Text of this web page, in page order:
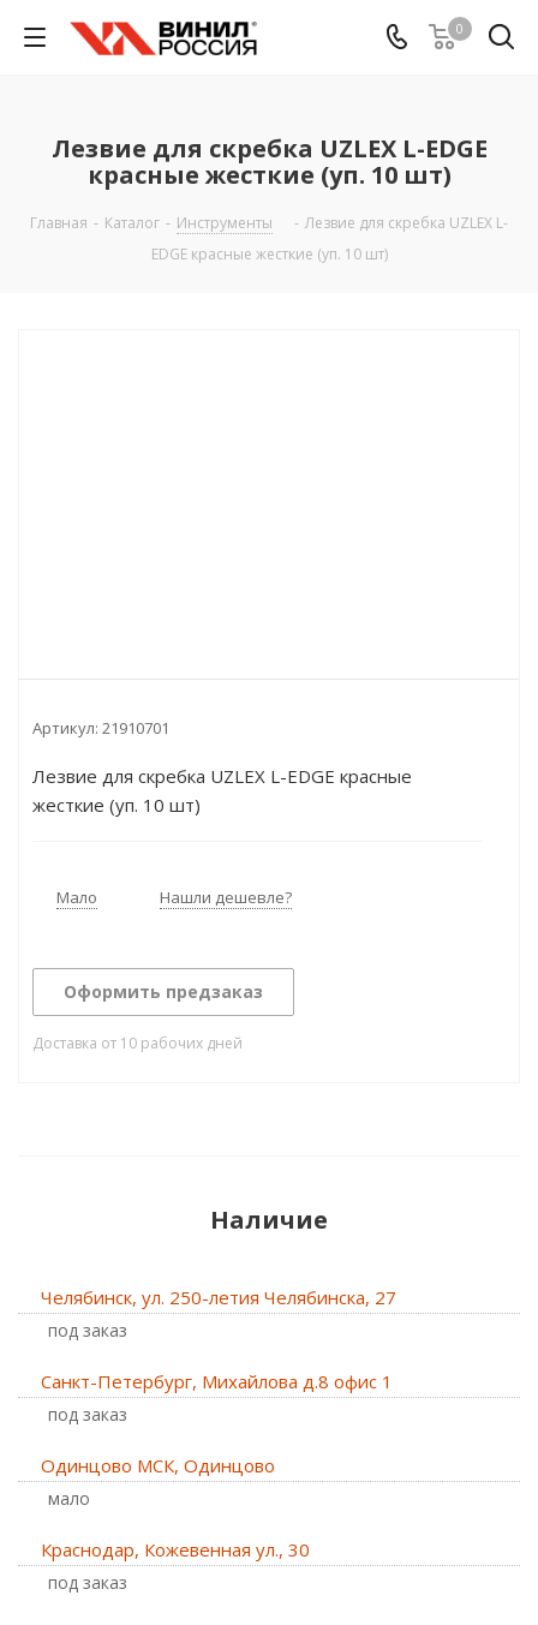
0
Лезвие для скребка UZLEX L-EDGE
красные жесткие (уп. 10 шт)
Главная - Каталог - Инструменты - Лезвие для скребка UZLEX L-
EDGE красные жесткие (уп. 10 шт)
Артикул: 21910701
Лезвие для скребка UZLEX L-EDGE красные
жесткие (уп. 10 шт)
Мало Нашли дешевле?
Оформить предзаказ
Доставка от 10 рабочих дней
Наличие
Челябинск, ул. 250-летия Челябинска, 27
Под заказ
Санкт-Петербург, Михайлова д.8 офис 1
Под заказ
Одинцово МСК, Одинцово
Мало
Краснодар, Кожевенная ул., 30
Под заказ